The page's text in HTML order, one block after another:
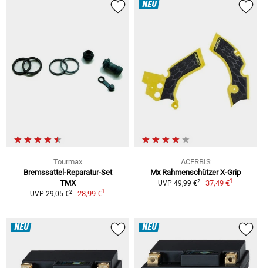
Tourmax
Bremssattel-Reparatur-Set
TMX
UVP 29,05 €2 28,99 €1
NEU
ACERBIS
Mx Rahmenschützer X-Grip
UVP 49,99 €2 37,49 €1
NEU NEU